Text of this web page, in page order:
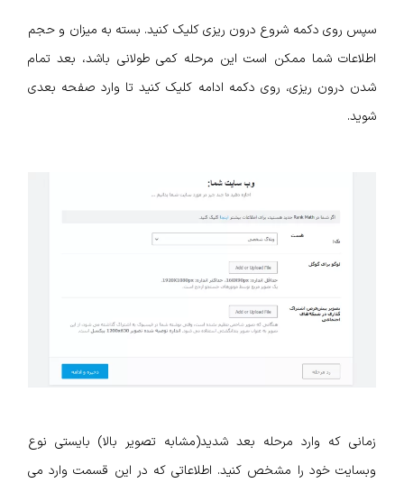
سپس روی دکمه شروع درون ریزی کلیک کنید. بسته به میزان و حجم
اطلاعات شما ممکن است این مرحله کمی طولانی باشد، بعد تمام
شدن درون ریزی، روی دکمه ادامه کلیک کنید تا وارد صفحه بعدی
شوید.
زمانی که وارد مرحله بعد شدید(مشابه تصویر بالا) بایستی نوع
وبسایت خود را مشخص کنید. اطلاعاتی که در این قسمت وارد می